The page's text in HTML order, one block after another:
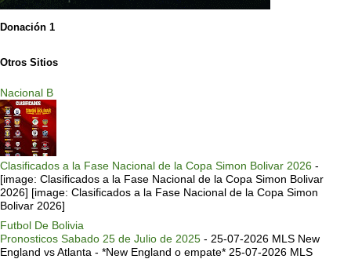
Donación 1
Otros Sitios
Nacional B
Clasificados a la Fase Nacional de la Copa Simon Bolivar 2026 -
[image: Clasificados a la Fase Nacional de la Copa Simon Bolivar
2026] [image: Clasificados a la Fase Nacional de la Copa Simon
Bolivar 2026]
Futbol De Bolivia
Pronosticos Sabado 25 de Julio de 2025 - 25-07-2026 MLS New
England vs Atlanta - *New England o empate* 25-07-2026 MLS